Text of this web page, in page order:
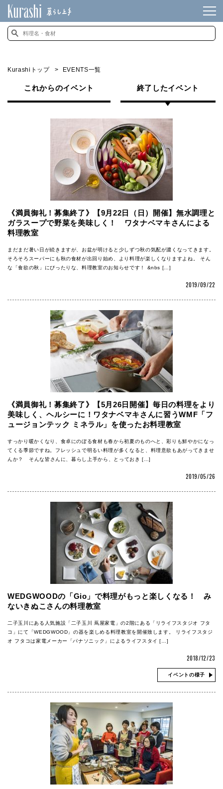
Kurashiトップ EVENTS一覧
これからのイベント 終了したイベント
《満員御礼！募集終了》【9月22日（日）開催】無水調理と
ガラスープで野菜を美味しく！ ワタナベマキさんによる
料理教室
まだまだ暑い日が続きますが、お盆が明けると少しずつ秋の気配が濃くなってきます。
そろそろスーパーにも秋の食材が出回り始め、より料理が楽しくなりますよね。 そん
な「食欲の秋」にぴったりな、料理教室のお知らせです！ &nbs […]
2019/09/22
《満員御礼！募集終了》【5月26日開催】毎日の料理をより
美味しく、ヘルシーに！ワタナベマキさんに習うWMF「フ
ュージョンテック ミネラル」を使ったお料理教室
すっかり暖かくなり、食卓にのぼる食材も春から初夏のものへと、彩りも鮮やかになっ
てくる季節ですね。フレッシュで明るい料理が多くなると、料理意欲もあがってきませ
んか？ そんな皆さんに、暮らし上手から、とっておき […]
2019/05/26
WEDGWOODの「Gio」で料理がもっと楽しくなる！ み
ないきぬこさんの料理教室
二子玉川にある人気施設「二子玉川 蔦屋家電」の2階にある「リライフスタジオ フタ
コ」にて「WEDGWOOD」の器を楽しめる料理教室を開催致します。 リライフスタジ
オ フタコは家電メーカー「パナソニック」によるライフスタイ […]
2018/12/23
イベントの様子